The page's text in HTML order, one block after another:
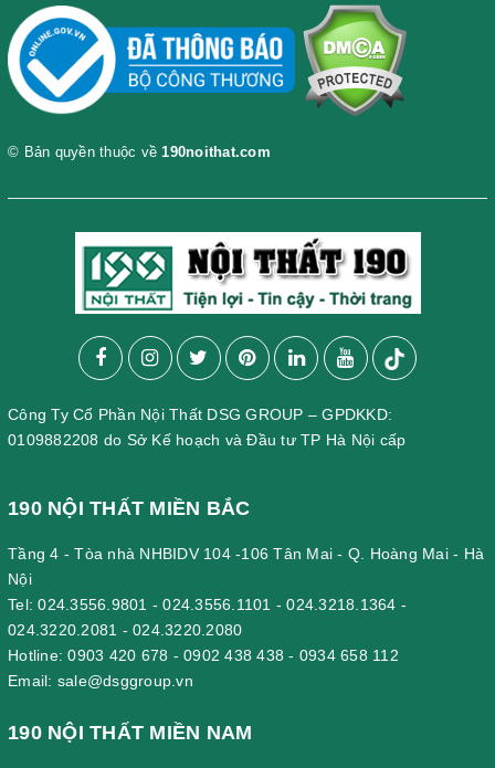
© Bản quyền thuộc về190noithat.com
Công Ty Cổ Phần Nội Thất DSG GROUP – GPDKKD:
0109882208 do Sở Kế hoạch và Đầu tư TP Hà Nội cấp
190 NỘI THẤT MIỀN BẮC
Tầng 4 - Tòa nhà NHBIDV 104 -106 Tân Mai - Q. Hoàng Mai - Hà
Nội
Tel:024.3556.9801 -024.3556.1101 -024.3218.1364 -
024.3220.2081 - 024.3220.2080
Hotline:0903 420 678 - 0902 438 438 - 0934 658 112
Email: sale@dsggroup.vn
190 NỘI THẤT MIỀN NAM